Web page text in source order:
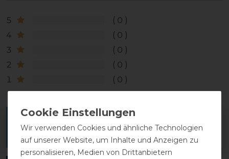
5
0
4
0
3
0
2
0
1
0
Melde dich an, um eine Kundenrezension zu
Wir verwenden Cookies und ähnliche Technologien
auf unserer Website, um Inhalte und Anzeigen zu
personalisieren, Medien von Drittanbietern